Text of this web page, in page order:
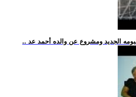
الجديد ومشروع عن والده أحمد عد